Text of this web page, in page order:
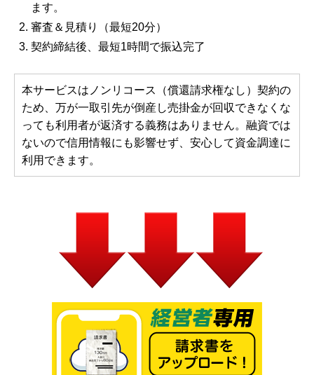
ます。
審査＆見積り（最短20分）
契約締結後、最短1時間で振込完了
本サービスはノンリコース（償還請求権なし）契約の
ため、万が一取引先が倒産し売掛金が回収できなくな
っても利用者が返済する義務はありません。融資では
ないので信用情報にも影響せず、安心して資金調達に
利用できます。